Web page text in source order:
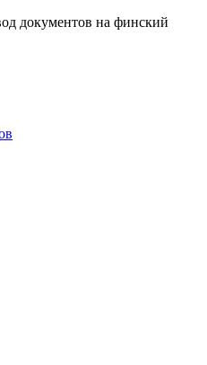
документов на финский